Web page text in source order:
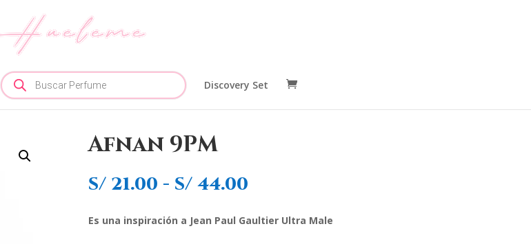
Búsqueda
de
productos
Discovery Set
Afnan 9PM
S/21.00 - S/44.00Rango
precios:
desde
Es una inspiración a Jean Paul Gaultier Ultra Male